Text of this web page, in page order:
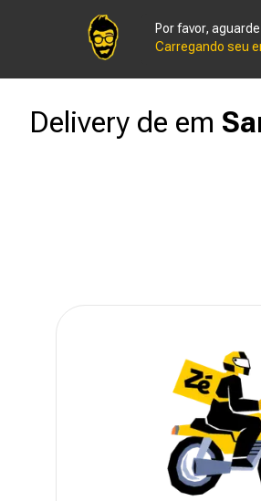
Por favor, aguarde
Carregando seu
Delivery de em